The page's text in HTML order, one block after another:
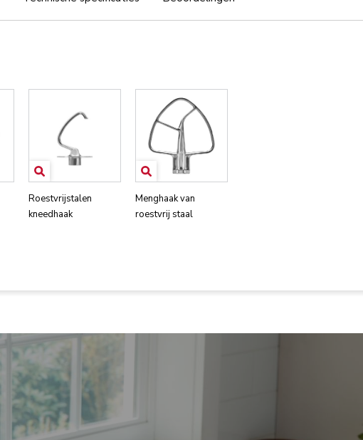
Roestvrijstalen
kneedhaak
Menghaak van
roestvrij staal